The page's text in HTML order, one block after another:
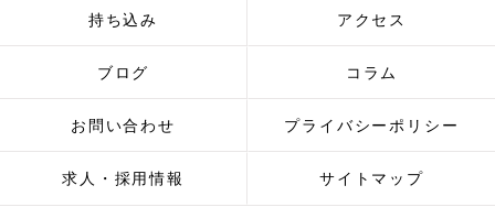
持ち込み アクセス
ブログ コラム
お問い合わせ プライバシーポリシー
求人・採用情報 サイトマップ